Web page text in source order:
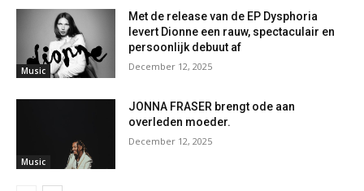
Music
Met de release van de EP Dysphoria
levert Dionne een rauw, spectaculair en
persoonlijk debuut af
December 12, 2025
Music
JONNA FRASER brengt ode aan
overleden moeder.
December 12, 2025